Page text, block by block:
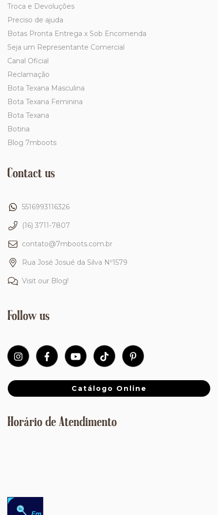
Troca e Devoluções
Preciso de ajuda
Botas Pronta Entrega x Sob Encomenda
Seja um Representante Comercial
Canal Oficial
Reclamação
Bota Texana Masculina
Bota Texana Feminina
Bota Texana
Botina
Blog 7mboots
Contact us
5516993116326
(16) 3711-7807
contato@7mboots.com.br
Rua José Josué da Silva Nº1579
Visit our Blog!
Follow us
Catálogo Online
Horário de Atendimento